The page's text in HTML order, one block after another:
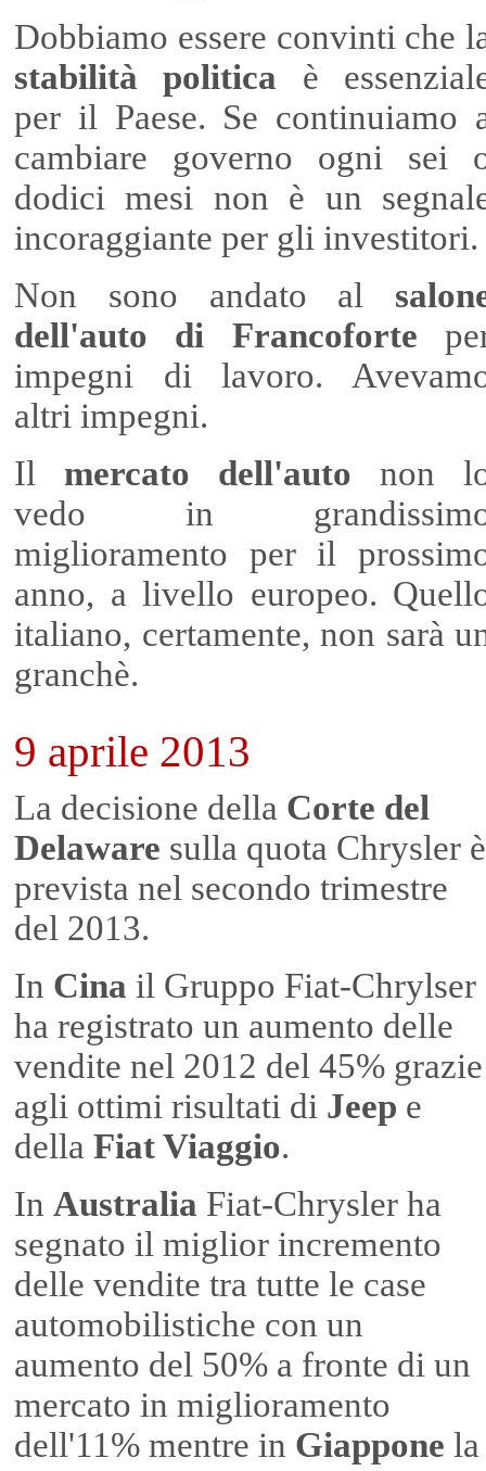
Dobbiamo essere convinti che
stabilità politica è
per il Paese. Se continuiamo
cambiare governo ogni sei
dodici mesi non è un
incoraggiante per gli investitori.
Non sono andato al
dell'auto di Francoforte
impegni di lavoro.
altri impegni.
Il mercato dell'auto non
vedo in
miglioramento per il
anno, a livello europeo.
italiano, certamente, non sarà
granchè.
9 aprile 2013
La decisione della Corte del
Delaware sulla quota Chrysler è
prevista nel secondo trimestre
del 2013.
In Cina il Gruppo Fiat-Chrylser
ha registrato un aumento delle
vendite nel 2012 del 45% grazie
agli ottimi risultati di Jeep e
della Fiat Viaggio.
In Australia Fiat-Chrysler ha
segnato il miglior incremento
delle vendite tra tutte le case
automobilistiche con un
aumento del 50% a fronte di un
mercato in miglioramento
dell'11% mentre in Giappone la